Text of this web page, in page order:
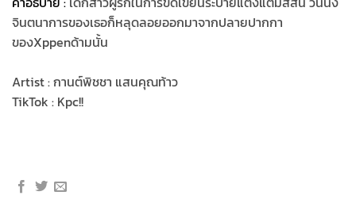
จินตนาการของเธอก็หลุดลอยออกมาจากปลายปากกา
ของXppenด้ามนั้น
Artist : กานต์พิชชา แสนคุณท้าว
TikTok : Kpc!!